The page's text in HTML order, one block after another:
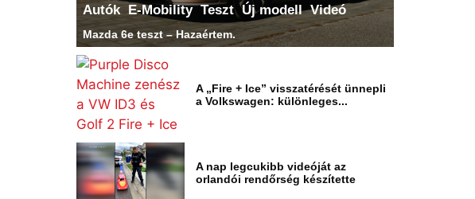
Autók E-Mobility Teszt Új modell Videó
Mazda 6e teszt – Hazaértem.
A „Fire + Ice” visszatérését ünnepli
a Volkswagen: különleges...
A nap legcukibb videóját az
orlandói rendőrség készítette